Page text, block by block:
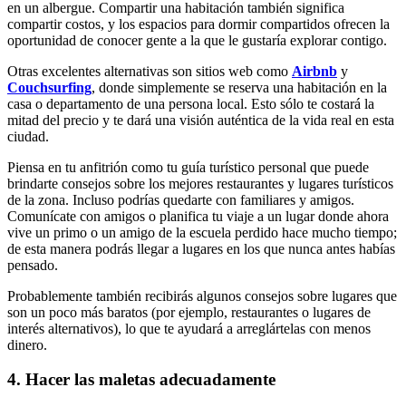
en un albergue. Compartir una habitación también significa
compartir costos, y los espacios para dormir compartidos ofrecen la
oportunidad de conocer gente a la que le gustaría explorar contigo.
Otras excelentes alternativas son sitios web como Airbnb y
Couchsurfing, donde simplemente se reserva una habitación en la
casa o departamento de una persona local. Esto sólo te costará la
mitad del precio y te dará una visión auténtica de la vida real en esta
ciudad.
Piensa en tu anfitrión como tu guía turístico personal que puede
brindarte consejos sobre los mejores restaurantes y lugares turísticos
de la zona. Incluso podrías quedarte con familiares y amigos.
Comunícate con amigos o planifica tu viaje a un lugar donde ahora
vive un primo o un amigo de la escuela perdido hace mucho tiempo;
de esta manera podrás llegar a lugares en los que nunca antes habías
pensado.
Probablemente también recibirás algunos consejos sobre lugares que
son un poco más baratos (por ejemplo, restaurantes o lugares de
interés alternativos), lo que te ayudará a arreglártelas con menos
dinero.
4. Hacer las maletas adecuadamente